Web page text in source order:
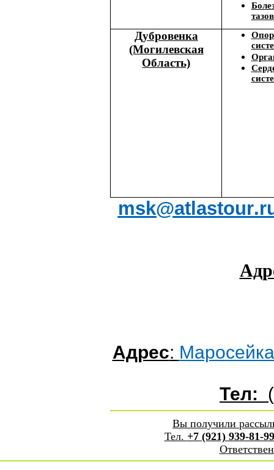
Дубровенка
(Могилевская
Область)
msk@atlastour.
Адрес:
Тел:
Вы получили
Тел. +7 (921) 939-81-99